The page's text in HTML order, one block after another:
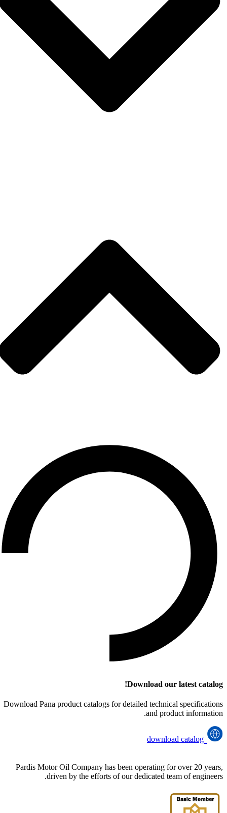
Download our latest catalog!
Download Pana product catalogs for detailed technical specifications
and product information.
download catalog
Pardis Motor Oil Company has been operating for over 20 years,
driven by the efforts of our dedicated team of engineers.